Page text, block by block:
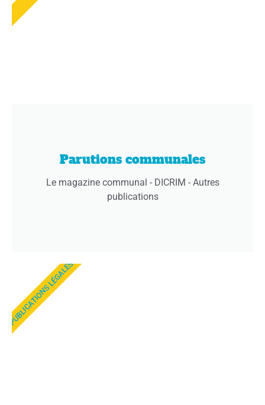
Parutions communales
Le magazine communal - DICRIM - Autres
publications
PUBLICATIONS LÉGALES